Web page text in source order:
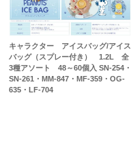
キャラクター アイスバッグ/アイス
バッグ（スプレー付き） 1.2L 全
3種アソート 48～60個入 SN-254・
SN-261・MM-847・MF-359・OG-
635・LF-704